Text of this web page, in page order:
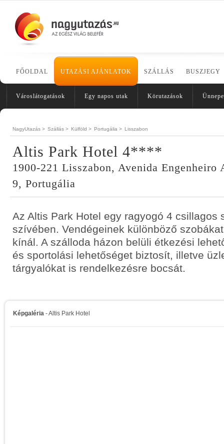
FŐOLDAL UTAZÁSI AJÁNLATOK SZÁLLÁS BUSZJEGY
Városlátogatások Egy napos utak Körutazások
NagyUtazás > Szállás > Külföld > Portugália > Lisszabon
Altis Park Hotel 4****
1900-221 Lisszabon, Avenida Engenheiro
9, Portugália
Az Altis Park Hotel egy ragyogó 4 csillagos
szívében. Vendégeinek különböző
kínál. A szálloda házon belüli étkezési
és sportolási lehetőséget biztosít, illetve
tárgyalókat is rendelkezésre bocsát.
Képgaléria - Altis Park Hotel